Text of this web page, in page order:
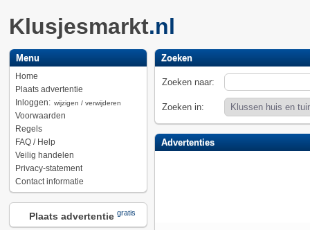
Klusjesmarkt.nl
Menu
Home
Plaats advertentie
Inloggen: wijzigen / verwijderen
Voorwaarden
Regels
FAQ / Help
Veilig handelen
Privacy-statement
Contact informatie
Plaats advertentie gratis
Zoeken
Zoeken naar:
Zoeken in:
Advertenties